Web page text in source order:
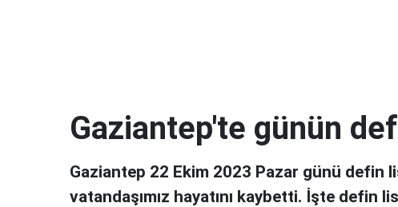
Gaziantep'te günün
Gaziantep 22 Ekim 2023 Pazar günü defin
vatandaşımız hayatını kaybetti. İşte defin